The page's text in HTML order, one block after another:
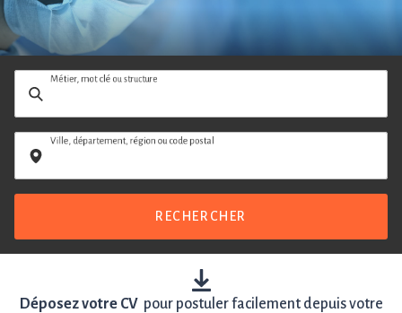
Métier, mot clé ou structure
Ville, département, région ou code postal
RECHERCHER
Déposez votre CVpour postuler facilement depuis votre